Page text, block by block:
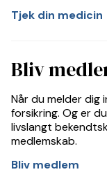
Tjek din medicin
Bliv
Når du melder dig
forsikring. Og er
livslangt
medlemskab.
Bliv medlem